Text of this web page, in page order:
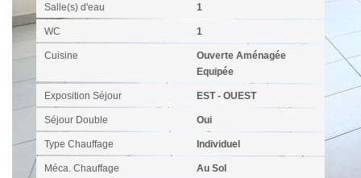
Salle(s) d'eau 1
WC 1
Cuisine
Ouverte Aménagée
Equipée
Exposition Séjour EST - OUEST
Séjour Double Oui
Type Chauffage Individuel
Méca. Chauffage Au Sol